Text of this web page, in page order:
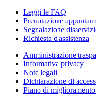
Leggi le FAQ
Prenotazione
Segnalazione
Richiesta d'assistenza
Amministrazione
Informativa privacy
Note legali
Dichiarazione di
Piano di